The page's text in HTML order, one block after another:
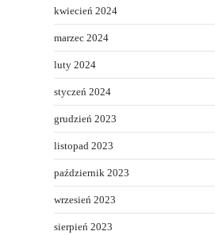
kwiecień 2024
marzec 2024
luty 2024
styczeń 2024
grudzień 2023
listopad 2023
październik 2023
wrzesień 2023
sierpień 2023